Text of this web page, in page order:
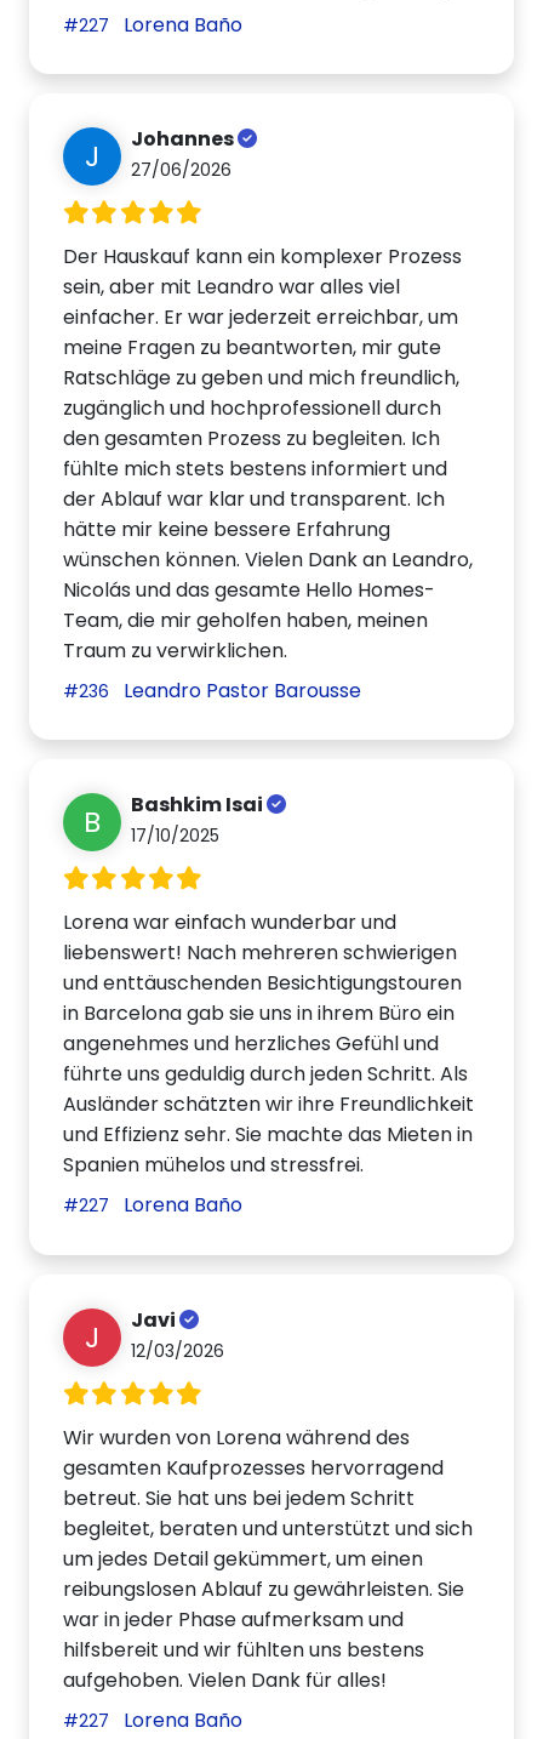
#227 Lorena Baño
J Johannes
27/06/2026
Der Hauskauf kann ein komplexer Prozess
sein, aber mit Leandro war alles viel
einfacher. Er war jederzeit erreichbar, um
meine Fragen zu beantworten, mir gute
Ratschläge zu geben und mich freundlich,
zugänglich und hochprofessionell durch
den gesamten Prozess zu begleiten. Ich
fühlte mich stets bestens informiert und
der Ablauf war klar und transparent. Ich
hätte mir keine bessere Erfahrung
wünschen können. Vielen Dank an Leandro,
Nicolás und das gesamte Hello Homes-
Team, die mir geholfen haben, meinen
Traum zu verwirklichen.
#236 Leandro Pastor Barousse
B Bashkim Isai
17/10/2025
Lorena war einfach wunderbar und
liebenswert! Nach mehreren schwierigen
und enttäuschenden Besichtigungstouren
in Barcelona gab sie uns in ihrem Büro ein
angenehmes und herzliches Gefühl und
führte uns geduldig durch jeden Schritt. Als
Ausländer schätzten wir ihre Freundlichkeit
und Effizienz sehr. Sie machte das Mieten in
Spanien mühelos und stressfrei.
#227 Lorena Baño
J Javi
12/03/2026
Wir wurden von Lorena während des
gesamten Kaufprozesses hervorragend
betreut. Sie hat uns bei jedem Schritt
begleitet, beraten und unterstützt und sich
um jedes Detail gekümmert, um einen
reibungslosen Ablauf zu gewährleisten. Sie
war in jeder Phase aufmerksam und
hilfsbereit und wir fühlten uns bestens
aufgehoben. Vielen Dank für alles!
#227 Lorena Baño